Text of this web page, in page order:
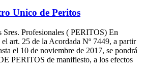
Unico de Peritos
Profesionales ( PERITOS) En
art. 25 de la Acordada Nº 7449, a partir
el 10 de noviembre de 2017, se pondrá
PERITOS de manifiesto, a los efectos